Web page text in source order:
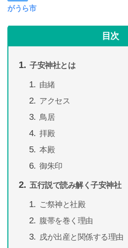
がうら市
目次
子安神社とは
由緒
アクセス
鳥居
拝殿
本殿
御朱印
五行説で読み解く子安神社
ご祭神と社殿
腹帯を巻く理由
戌が出産と関係する理由